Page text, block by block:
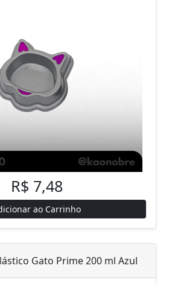
R$ 7,48
ao Carrinho
Gato Prime 200 ml Azul